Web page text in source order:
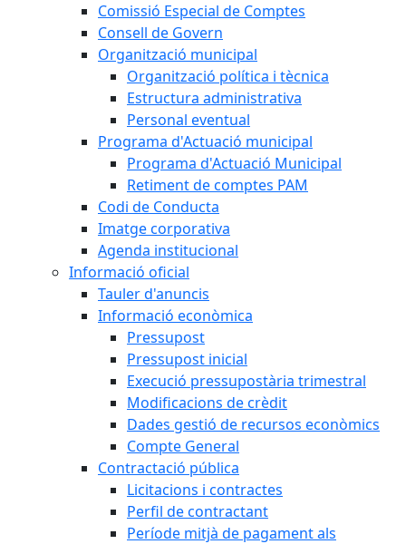
Comissió Especial de Comptes
Consell de Govern
Organització municipal
Organització política i tècnica
Estructura administrativa
Personal eventual
Programa d'Actuació municipal
Programa d'Actuació Municipal
Retiment de comptes PAM
Codi de Conducta
Imatge corporativa
Agenda institucional
Informació oficial
Tauler d'anuncis
Informació econòmica
Pressupost
Pressupost inicial
Execució pressupostària trimestral
Modificacions de crèdit
Dades gestió de recursos econòmics
Compte General
Contractació pública
Licitacions i contractes
Perfil de contractant
Període mitjà de pagament als